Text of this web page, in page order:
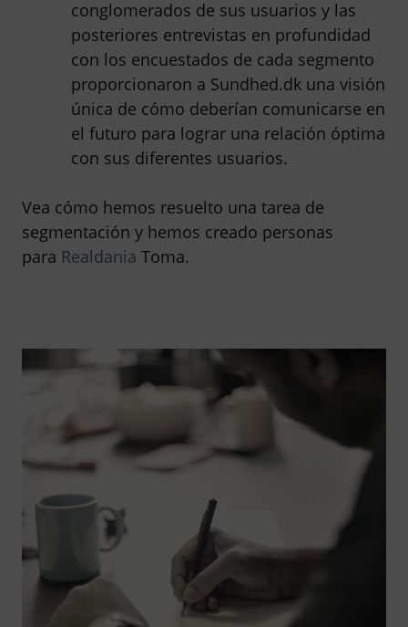
conglomerados de sus usuarios y las
posteriores entrevistas en profundidad
con los encuestados de cada segmento
proporcionaron a Sundhed.dk una visión
única de cómo deberían comunicarse en
el futuro para lograr una relación óptima
con sus diferentes usuarios.
Vea cómo hemos resuelto una tarea de
segmentación y hemos creado personas
para Realdania Toma.